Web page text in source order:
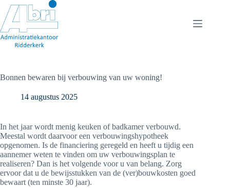
naar
de
inhoud
Bonnen bewaren bij verbouwing van uw woning!
14 augustus 2025
In het jaar wordt menig keuken of badkamer verbouwd.
Meestal wordt daarvoor een verbouwingshypotheek
opgenomen. Is de financiering geregeld en heeft u tijdig een
aannemer weten te vinden om uw verbouwingsplan te
realiseren? Dan is het volgende voor u van belang. Zorg
ervoor dat u de bewijsstukken van de (ver)bouwkosten goed
bewaart (ten minste 30 jaar).